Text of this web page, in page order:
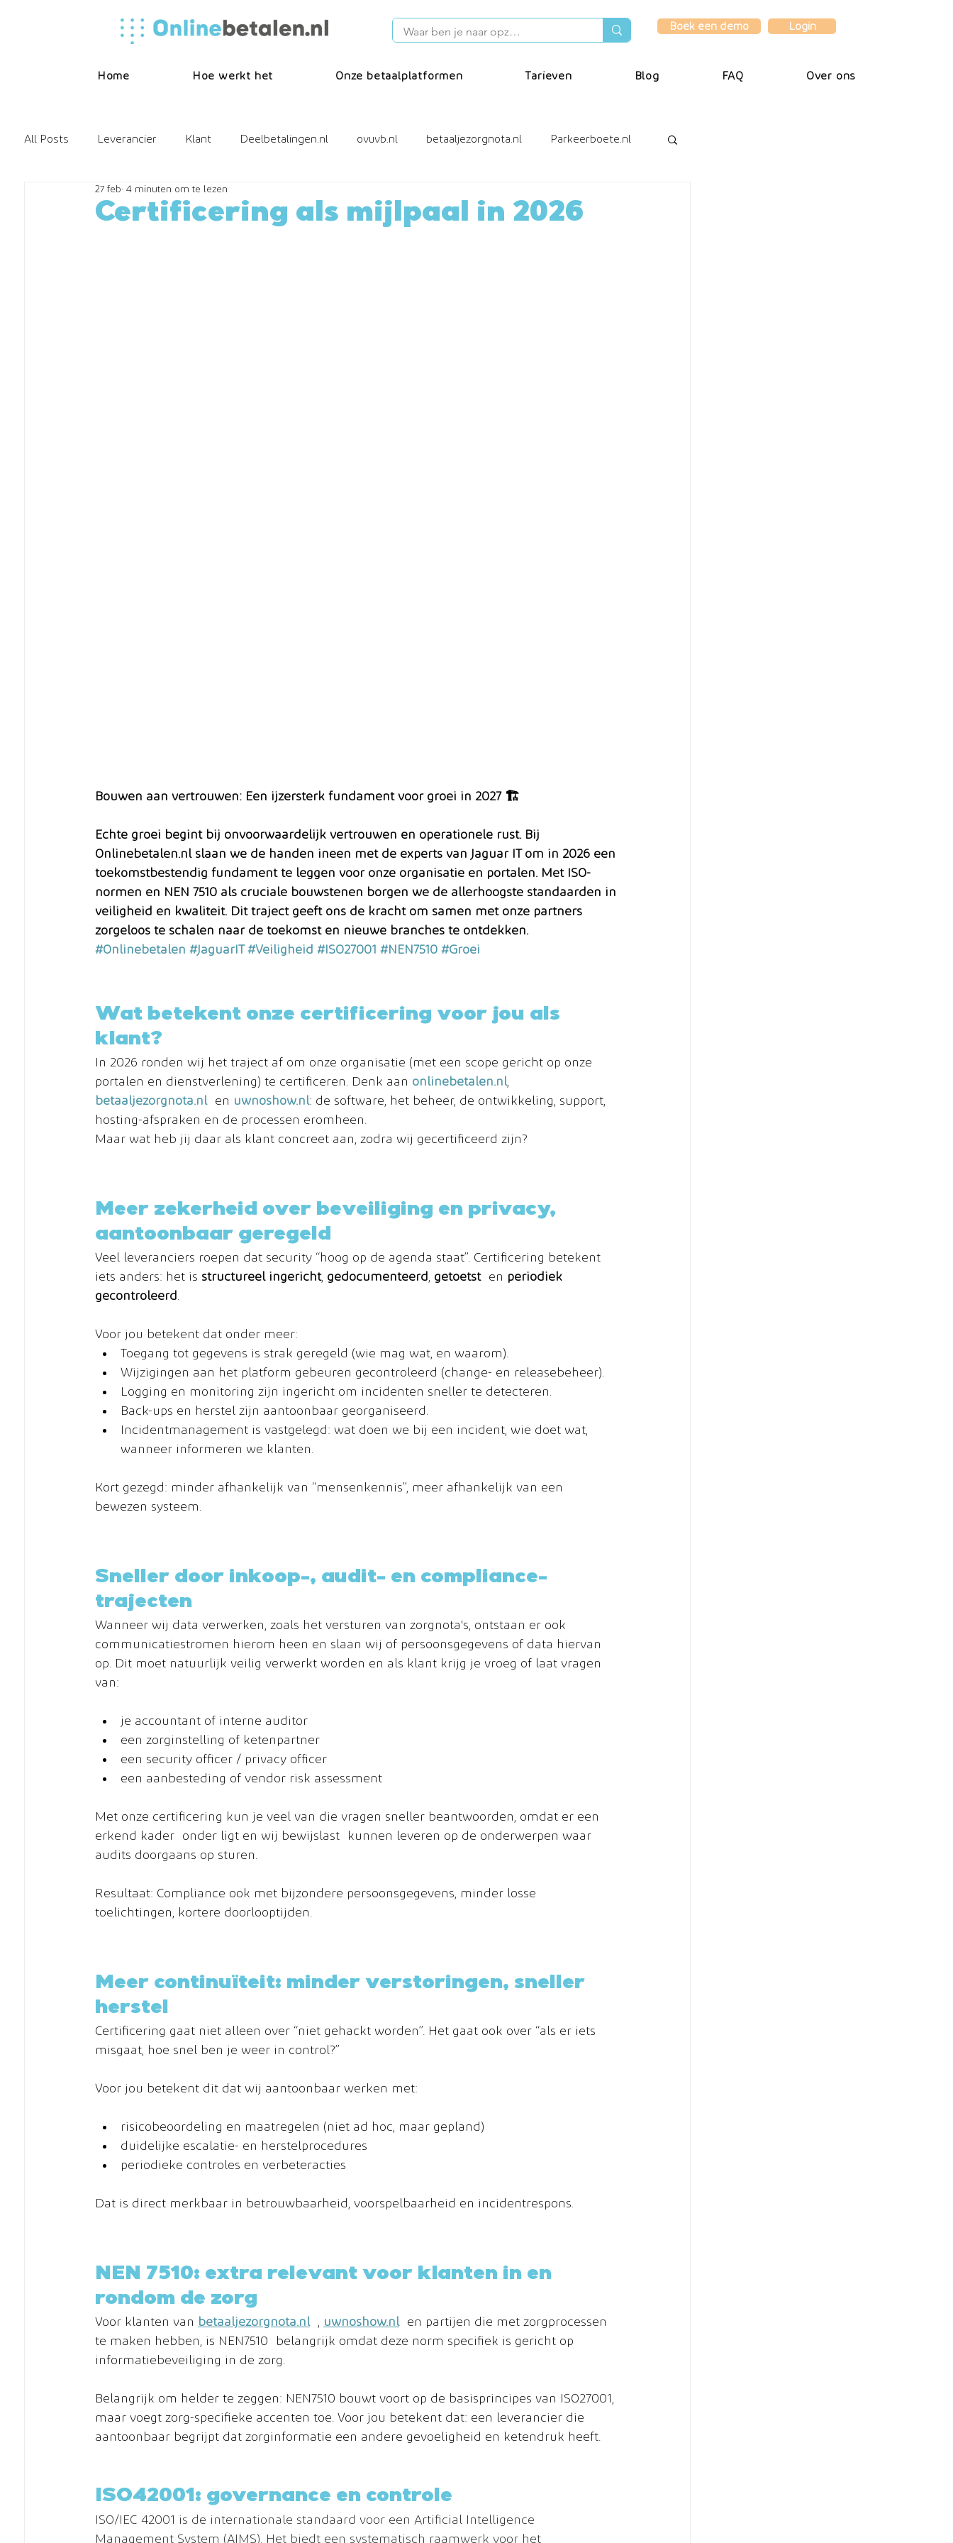
Boek een demo Login
Home Hoe werkt het Onze betaalplatformen Tarieven Blog FAQ Over ons
All Posts Leverancier Klant Deelbetalingen.nl ovuvb.nl betaaljezorgnota.nl Parkeerboete.nl
Online betalen Releasenote
Certificering als mijlpaal in 2026
27 feb 4 minuten om te lezen
Bouwen aan vertrouwen: Een ijzersterk fundament voor groei in 2027 🏗️
Echte groei begint bij onvoorwaardelijk vertrouwen en operationele rust. Bij
Onlinebetalen.nl slaan we de handen ineen met de experts van Jaguar IT om in 2026 een
toekomstbestendig fundament te leggen voor onze organisatie en portalen. Met ISO-
normen en NEN 7510 als cruciale bouwstenen borgen we de allerhoogste standaarden in
veiligheid en kwaliteit. Dit traject geeft ons de kracht om samen met onze partners
zorgeloos te schalen naar de toekomst en nieuwe branches te ontdekken.
#Onlinebetalen #JaguarIT #Veiligheid #ISO27001 #NEN7510 #Groei
Wat betekent onze certificering voor jou als
klant?
In 2026 ronden wij het traject af om onze organisatie (met een scope gericht op onze
portalen en dienstverlening) te certificeren. Denk aan onlinebetalen.nl,
betaaljezorgnota.nl en uwnoshow.nl: de software, het beheer, de ontwikkeling, support,
hosting-afspraken en de processen eromheen.
Maar wat heb jij daar als klant concreet aan, zodra wij gecertificeerd zijn?
Meer zekerheid over beveiliging en privacy,
aantoonbaar geregeld
Veel leveranciers roepen dat security “hoog op de agenda staat”. Certificering betekent
iets anders: het is structureel ingericht, gedocumenteerd getoetst en periodiek
gecontroleerd
Voor jou betekent dat onder meer:
Toegang tot gegevens is strak geregeld (wie mag wat, en waarom).
Wijzigingen aan het platform gebeuren gecontroleerd (change- en releasebeheer).
Logging en monitoring zijn ingericht om incidenten sneller te detecteren.
Back-ups en herstel zijn aantoonbaar georganiseerd.
Incidentmanagement is vastgelegd: wat doen we bij een incident, wie doet wat,
wanneer informeren we klanten.
Kort gezegd: minder afhankelijk van “mensenkennis”, meer afhankelijk van een
bewezen systeem.
Sneller door inkoop-, audit- en compliance-
trajecten
Wanneer wij data verwerken, zoals het versturen van zorgnota's, ontstaan er ook
communicatiestromen hierom heen en slaan wij of persoonsgegevens of data hiervan
op. Dit moet natuurlijk veilig verwerkt worden en als klant krijg je vroeg of laat vragen
van:
je accountant of interne auditor
een zorginstelling of ketenpartner
een security officer / privacy officer
een aanbesteding of vendor risk assessment
Met onze certificering kun je veel van die vragen sneller beantwoorden, omdat er een
erkend kader onder ligt en wij bewijslast kunnen leveren op de onderwerpen waar
audits doorgaans op sturen.
Resultaat: Compliance ook met bijzondere persoonsgegevens, minder losse
toelichtingen, kortere doorlooptijden.
Meer continuïteit: minder verstoringen, sneller
herstel
Certificering gaat niet alleen over “niet gehackt worden”. Het gaat ook over “als er iets
misgaat, hoe snel ben je weer in control?”
Voor jou betekent dit dat wij aantoonbaar werken met:
risicobeoordeling en maatregelen (niet ad hoc, maar gepland)
duidelijke escalatie- en herstelprocedures
periodieke controles en verbeteracties
Dat is direct merkbaar in betrouwbaarheid, voorspelbaarheid en incidentrespons.
NEN 7510: extra relevant voor klanten in en
rondom de zorg
Voor klanten van betaaljezorgnota.nl , uwnoshow.nl en partijen die met zorgprocessen
te maken hebben, is NEN7510 belangrijk omdat deze norm specifiek is gericht op
informatiebeveiliging in de zorg.
Belangrijk om helder te zeggen: NEN7510 bouwt voort op de basisprincipes van ISO27001,
maar voegt zorg-specifieke accenten toe. Voor jou betekent dat: een leverancier die
aantoonbaar begrijpt dat zorginformatie een andere gevoeligheid en ketendruk heeft.
ISO42001: governance en controle
ISO/IEC 42001 is de internationale standaard voor een Artificial Intelligence
Management System (AIMS). Het biedt een systematisch raamwerk voor het